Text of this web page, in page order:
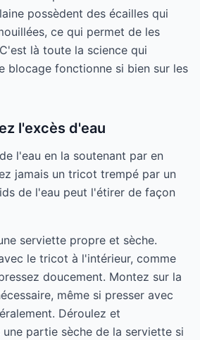
possèdent des écailles qui
ce qui permet de les
là toute la science qui
blocage fonctionne si bien sur les
l'excès d'eau
l'eau en la soutenant par en
jamais un tricot trempé par un
de l'eau peut l'étirer de façon
serviette propre et sèche.
le tricot à l'intérieur, comme
doucement. Montez sur la
même si presser avec
Déroulez et
partie sèche de la serviette si